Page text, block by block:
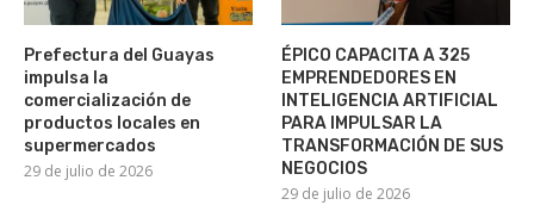
Prefectura del Guayas
impulsa la
comercialización de
productos locales en
supermercados
29 de julio de 2026
ÉPICO CAPACITA A 325
EMPRENDEDORES EN
INTELIGENCIA ARTIFICIAL
PARA IMPULSAR LA
TRANSFORMACIÓN DE SUS
NEGOCIOS
29 de julio de 2026